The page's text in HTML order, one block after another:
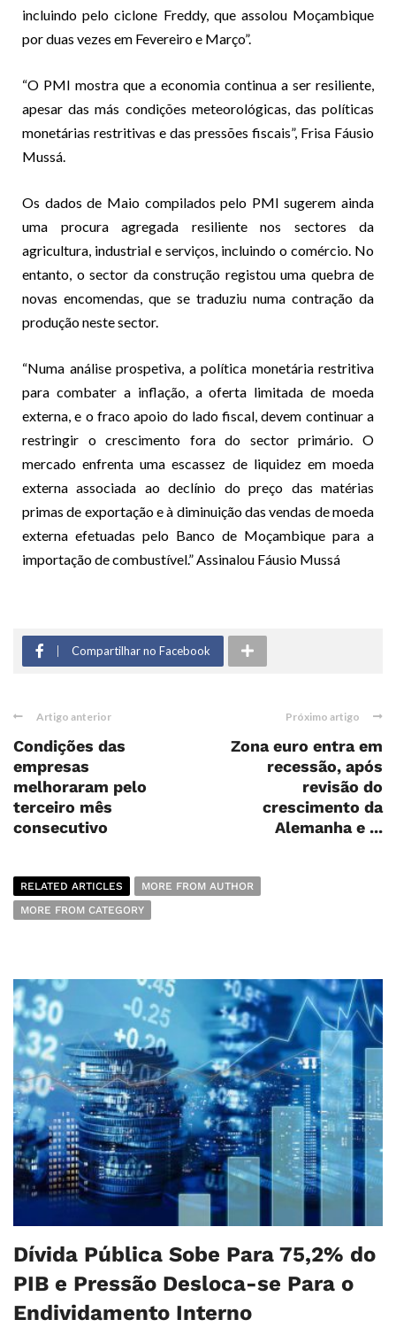
incluindo pelo ciclone Freddy, que assolou Moçambique
por duas vezes em Fevereiro e Março”.
“O PMI mostra que a economia continua a ser resiliente,
apesar das más condições meteorológicas, das políticas
monetárias restritivas e das pressões fiscais”, Frisa Fáusio
Mussá.
Os dados de Maio compilados pelo PMI sugerem ainda
uma procura agregada resiliente nos sectores da
agricultura, industrial e serviços, incluindo o comércio. No
entanto, o sector da construção registou uma quebra de
novas encomendas, que se traduziu numa contração da
produção neste sector.
“Numa análise prospetiva, a política monetária restritiva
para combater a inflação, a oferta limitada de moeda
externa, e o fraco apoio do lado fiscal, devem continuar a
restringir o crescimento fora do sector primário. O
mercado enfrenta uma escassez de liquidez em moeda
externa associada ao declínio do preço das matérias
primas de exportação e à diminuição das vendas de moeda
externa efetuadas pelo Banco de Moçambique para a
importação de combustível.” Assinalou Fáusio Mussá
Compartilhar no Facebook
Artigo anterior
Condições das
empresas
melhoraram pelo
terceiro mês
consecutivo
Próximo artigo
Zona euro entra em
recessão, após
revisão do
crescimento da
Alemanha e ...
RELATED ARTICLES
MORE FROM AUTHOR
MORE FROM CATEGORY
Dívida Pública Sobe Para 75,2% do
PIB e Pressão Desloca-se Para o
Endividamento Interno